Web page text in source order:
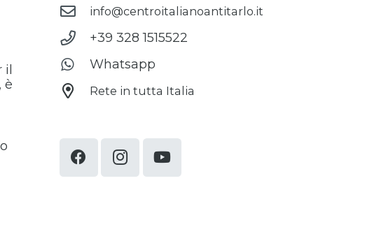
è
info@centroitalianoantitarlo.it
+39 328 1515522
Whatsapp
Rete in tutta Italia